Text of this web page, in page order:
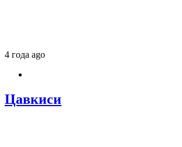
4 года ago
Цавкиси